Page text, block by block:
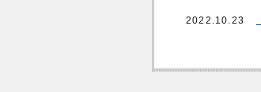
2022.10.23